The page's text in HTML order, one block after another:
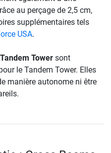
au perçage de 2,5 cm,
supplémentaires tels
USA.
Tower sont
le Tandem Tower. Elles
manière autonome ni être